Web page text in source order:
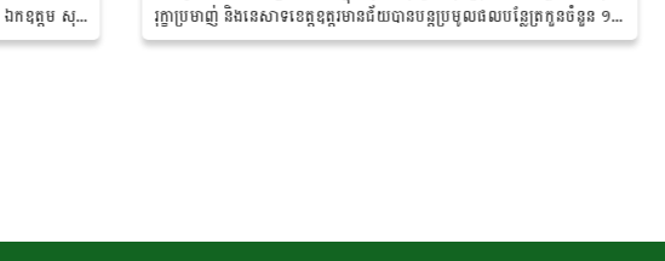
ឯកឧត្តម សុខ
រុក្ខាប្រមាញ់ និងនេសាទខេត្តឧត្តរមានជ័យបានបន្តប្រមូលផលបន្លែត្រកួនចំនួន ១
១០០គីឡូក្រាម...